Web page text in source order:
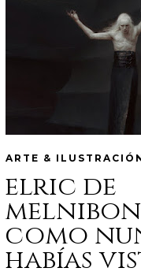
ARTE &
elric de
como
habías